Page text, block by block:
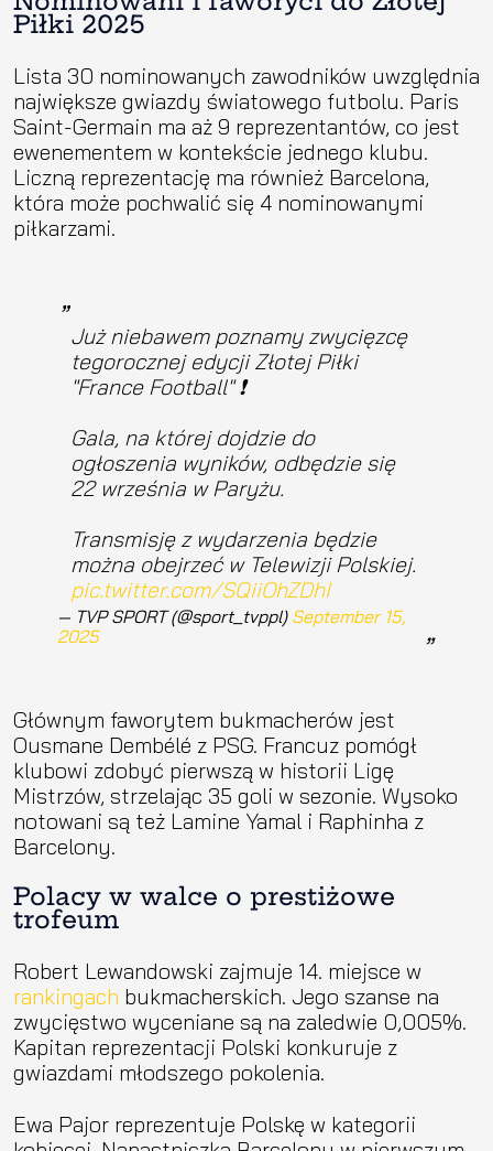
Piłki 2025
Lista 30 nominowanych zawodników uwzględnia
największe gwiazdy światowego futbolu. Paris
Saint-Germain ma aż 9 reprezentantów, co jest
ewenementem w kontekście jednego klubu.
Liczną reprezentację ma również Barcelona,
która może pochwalić się 4 nominowanymi
piłkarzami.
Już niebawem poznamy zwycięzcę
tegorocznej edycji Złotej Piłki
"France Football" ❗️
Gala, na której dojdzie do
ogłoszenia wyników, odbędzie się
22 września w Paryżu.
Transmisję z wydarzenia będzie
można obejrzeć w Telewizji Polskiej.
pic.twitter.com/SQiiOhZDhI
— TVP SPORT (@sport_tvppl) September 15,
2025
Głównym faworytem bukmacherów jest
Ousmane Dembélé z PSG. Francuz pomógł
klubowi zdobyć pierwszą w historii Ligę
Mistrzów, strzelając 35 goli w sezonie. Wysoko
notowani są też Lamine Yamal i Raphinha z
Barcelony.
Polacy w walce o prestiżowe
trofeum
Robert Lewandowski zajmuje 14. miejsce w
rankingach bukmacherskich. Jego szanse na
zwycięstwo wyceniane są na zaledwie 0,005%.
Kapitan reprezentacji Polski konkuruje z
gwiazdami młodszego pokolenia.
Ewa Pajor reprezentuje Polskę w kategorii